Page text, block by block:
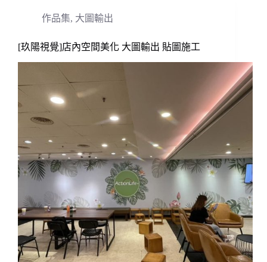
作品集, 大圖輸出
[玖陽視覺]店內空間美化 大圖輸出 貼圖施工